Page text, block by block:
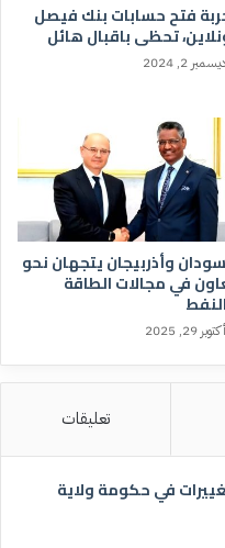
فتح حسابات بنك فيصل
تحظى باقبال هائل
ديسمبر 2, 2024
وأذربيجان يتجهان نحو
في مجالات الطاقة
أكتوبر 29, 2025
تعليقات
في حكومة ولاية